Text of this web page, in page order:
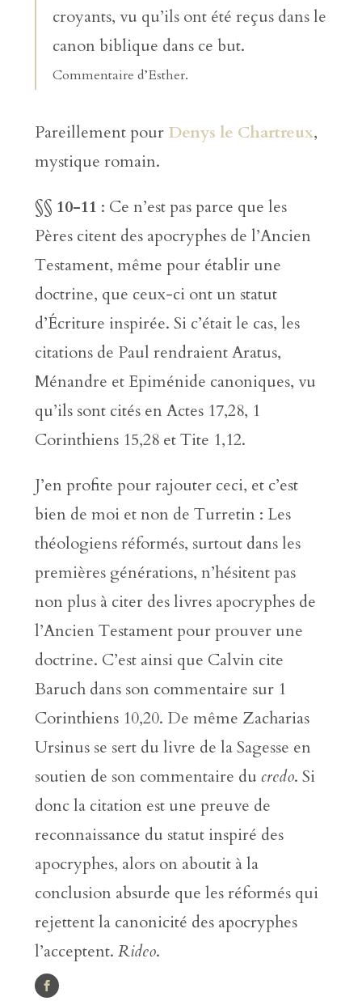
croyants, vu qu’ils ont été reçus dans le
canon biblique dans ce but.
Commentaire d’Esther.
Pareillement pour Denys le Chartreux,
mystique romain.
§§ 10-11 : Ce n’est pas parce que les
Pères citent des apocryphes de l’Ancien
Testament, même pour établir une
doctrine, que ceux-ci ont un statut
d’Écriture inspirée. Si c’était le cas, les
citations de Paul rendraient Aratus,
Ménandre et Epiménide canoniques, vu
qu’ils sont cités en Actes 17,28, 1
Corinthiens 15,28 et Tite 1,12.
J’en profite pour rajouter ceci, et c’est
bien de moi et non de Turretin : Les
théologiens réformés, surtout dans les
premières générations, n’hésitent pas
non plus à citer des livres apocryphes de
l’Ancien Testament pour prouver une
doctrine. C’est ainsi que Calvin cite
Baruch dans son commentaire sur 1
Corinthiens 10,20. De même Zacharias
Ursinus se sert du livre de la Sagesse en
soutien de son commentaire du credo. Si
donc la citation est une preuve de
reconnaissance du statut inspiré des
apocryphes, alors on aboutit à la
conclusion absurde que les réformés qui
rejettent la canonicité des apocryphes
l’acceptent. Rideo.